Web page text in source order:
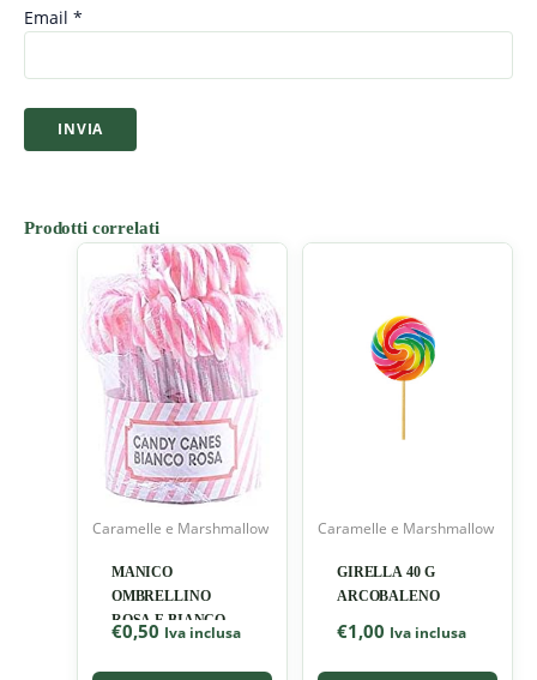
Email *
Prodotti correlati
Caramelle e Marshmallow
MANICO
OMBRELLINO
ROSA E BIANCO
€0,50 Iva inclusa
Caramelle e Marshmallow
GIRELLA 40 G
ARCOBALENO
€1,00 Iva inclusa